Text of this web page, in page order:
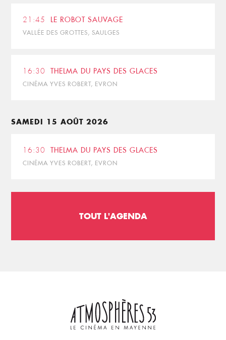
21:45 LE ROBOT SAUVAGE
VALLÉE DES GROTTES, SAULGES
16:30 THELMA DU PAYS DES GLACES
CINÉMA YVES ROBERT, EVRON
SAMEDI 15 AOÛT 2026
16:30 THELMA DU PAYS DES GLACES
CINÉMA YVES ROBERT, EVRON
TOUT L'AGENDA